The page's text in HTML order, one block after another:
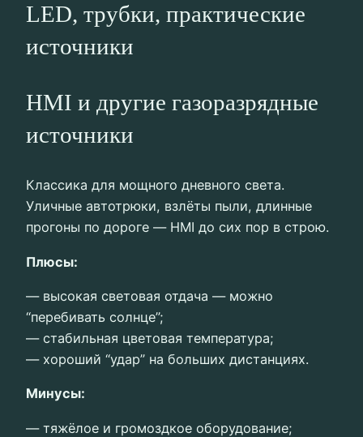
LED, трубки, практические
источники
HMI и другие газоразрядные
источники
Классика для мощного дневного света.
Уличные автотрюки, взлёты пыли, длинные
прогоны по дороге — HMI до сих пор в строю.
Плюсы:
— высокая световая отдача — можно
“перебивать солнце”;
— стабильная цветовая температура;
— хороший “удар” на больших дистанциях.
Минусы:
— тяжёлое и громоздкое оборудование;